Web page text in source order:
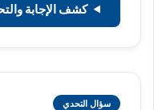
كشف الإجابة
سؤال التحدي